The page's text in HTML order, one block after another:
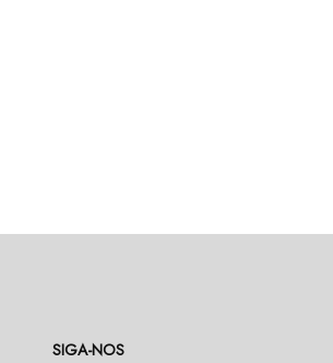
SIGA-NOS